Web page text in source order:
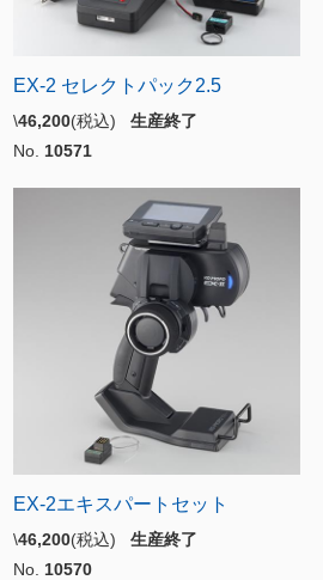
EX-2 セレクトパック2.5
\46,200(税込) 生産終了
No. 10571
EX-2エキスパートセット
\46,200(税込) 生産終了
No. 10570